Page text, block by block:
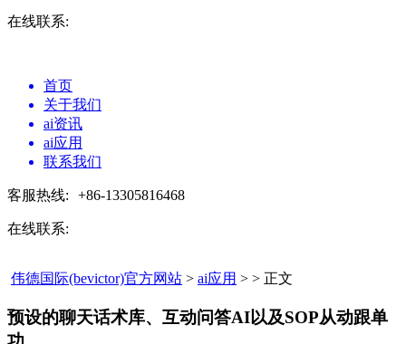
在线联系:
首页
关于我们
ai资讯
ai应用
联系我们
客服热线: +86-13305816468
在线联系:
伟德国际(bevictor)官方网站 > ai应用 > > 正文
预设的聊天话术库、互动问答AI以及SOP从动跟单